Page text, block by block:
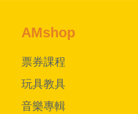
AMshop
票券課程
玩具教具
音樂專輯